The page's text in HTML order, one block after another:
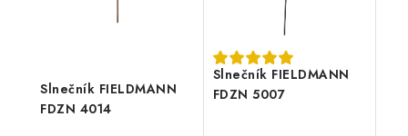
Slnečník FIELDMANN
FDZN 4014
Slnečník FIELDMANN
FDZN 5007